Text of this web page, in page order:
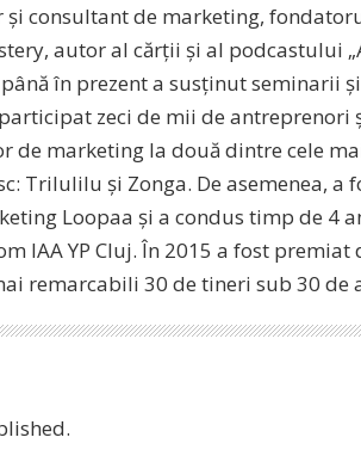
și consultant de marketing,
autor al cărții și al podcastului
în prezent a susținut seminarii
zeci de mii de antreprenori
de marketing la două dintre cele
Trilulilu și Zonga. De asemenea, a
Loopaa și a condus timp de 4
IAA YP Cluj. În 2015 a fost premiat
remarcabili 30 de tineri sub 30 de